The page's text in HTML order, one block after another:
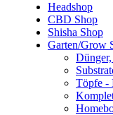
Headshop
CBD Shop
Shisha Shop
Garten/Grow
Töpfe -